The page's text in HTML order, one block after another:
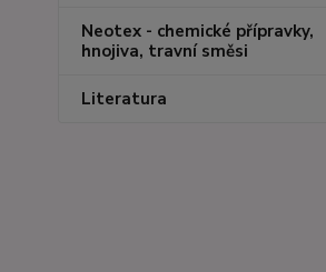
Neotex - chemické přípravky,
hnojiva, travní směsi
Literatura